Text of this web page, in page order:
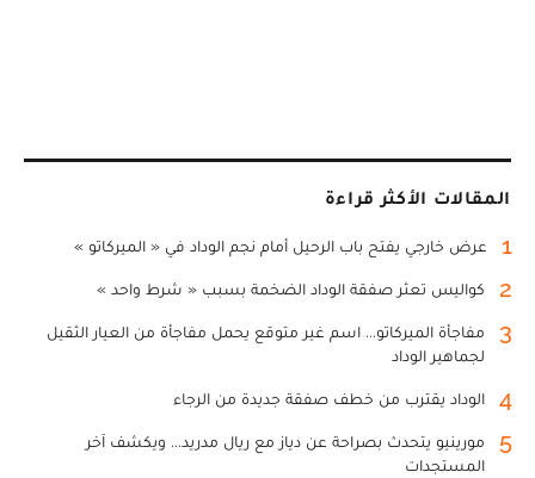
المقالات الأكثر قراءة
1 عرض خارجي يفتح باب الرحيل أمام نجم الوداد في « الميركاتو »
2 كواليس تعثر صفقة الوداد الضخمة بسبب « شرط واحد »
3
مفاجأة الميركاتو... اسم غير متوقع يحمل مفاجأة من العيار الثقيل
لجماهير الوداد
4 الوداد يقترب من خطف صفقة جديدة من الرجاء
5
مورينيو يتحدث بصراحة عن دياز مع ريال مدريد... ويكشف آخر
المستجدات